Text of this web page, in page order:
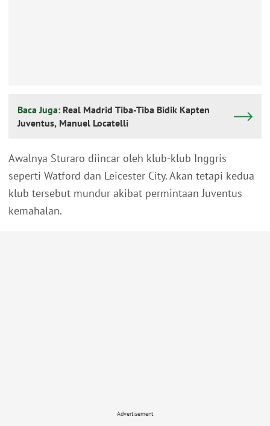
Baca Juga: Real Madrid Tiba-Tiba Bidik Kapten
Juventus, Manuel Locatelli
Awalnya Sturaro diincar oleh klub-klub Inggris
seperti Watford dan Leicester City. Akan tetapi kedua
klub tersebut mundur akibat permintaan Juventus
kemahalan.
Advertisement